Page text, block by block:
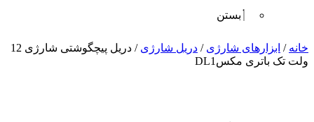
بستن
sunny
leon
خانه / ابزارهای شارژی / دریل شارژی
/ دریل پیچگوشتی شارژی 12
ولت تک باتری مکسDL1